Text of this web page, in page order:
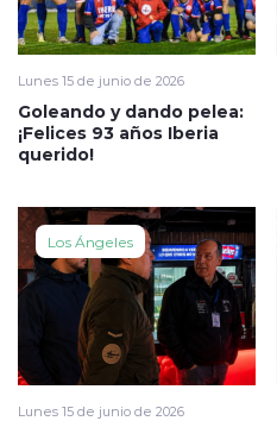
Lunes 15 de junio de 2026
Goleando y dando pelea:
¡Felices 93 años Iberia
querido!
Los Ángeles
Lunes 15 de junio de 2026